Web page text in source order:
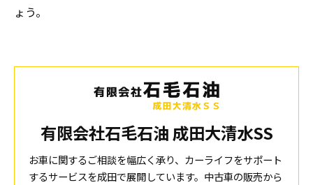
ょう。
有限会社石毛石油 成田大清水SS
お車に関するご相談を幅広く承り、カーライフをサポート
するサービスを成田で展開しています。中古車の販売から